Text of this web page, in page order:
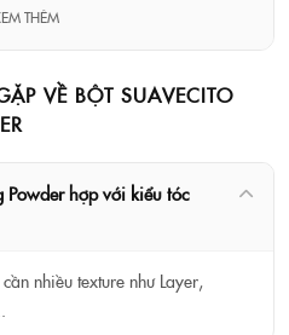
THÊM
VỀ BỘT SUAVECITO
Powder hợp với kiểu tóc
nhiều texture như Layer,